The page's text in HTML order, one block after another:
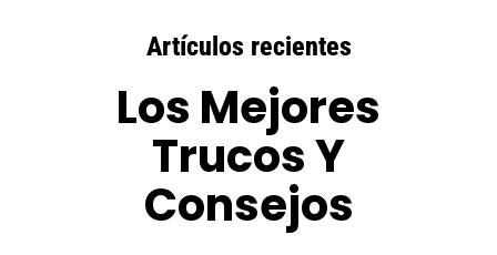
Artículos recientes
Los Mejores
Trucos Y
Consejos